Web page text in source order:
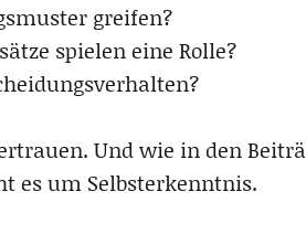
greifen?
spielen eine Rolle?
Und wie in den
es um Selbsterkenntnis.